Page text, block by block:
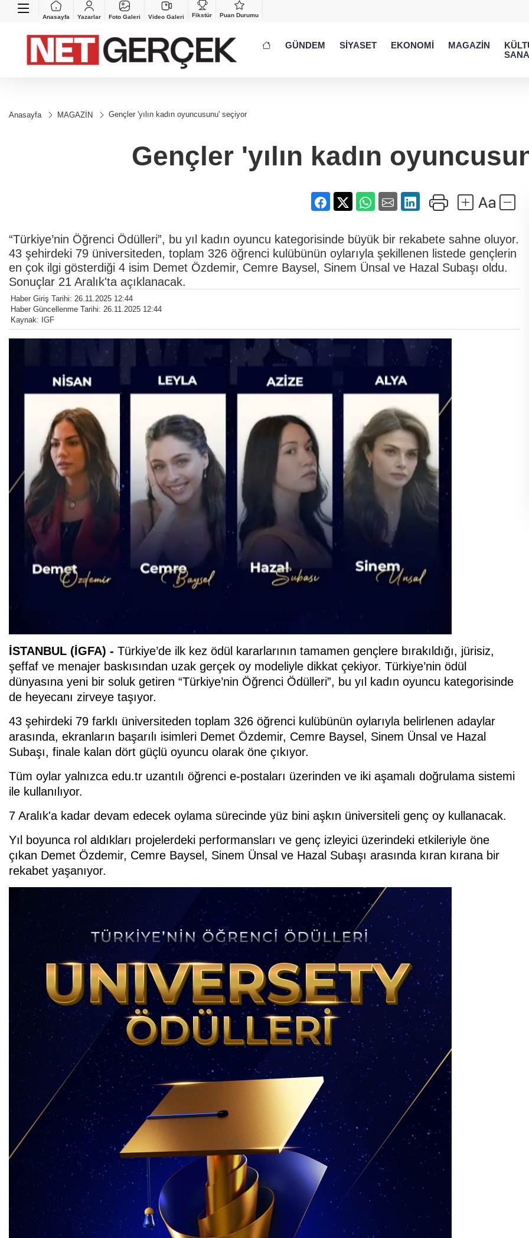
Anasayfa Yazarlar Foto Galeri Video Galeri Fikstür Puan Durumu
GÜNDEM SİYASET EKONOMİ MAGAZİN
Anasayfa MAGAZİN Gençler 'yılın kadın oyuncusunu' seçiyor
Gençler 'yılın kadın
“Türkiye’nin Öğrenci Ödülleri”, bu yıl kadın oyuncu kategorisinde büyük bir rekabete sahne oluyor.
43 şehirdeki 79 üniversiteden, toplam 326 öğrenci kulübünün oylarıyla şekillenen listede gençlerin
en çok ilgi gösterdiği 4 isim Demet Özdemir, Cemre Baysel, Sinem Ünsal ve Hazal Subaşı oldu.
Sonuçlar 21 Aralık'ta açıklanacak.
Haber Giriş Tarihi: 26.11.2025 12:44
Haber Güncellenme Tarihi: 26.11.2025 12:44
Kaynak: IGF
İSTANBUL (İGFA) - Türkiye’de ilk kez ödül kararlarının tamamen gençlere bırakıldığı, jürisiz,
şeffaf ve menajer baskısından uzak gerçek oy modeliyle dikkat çekiyor. Türkiye’nin ödül
dünyasına yeni bir soluk getiren “Türkiye’nin Öğrenci Ödülleri”, bu yıl kadın oyuncu kategorisinde
de heyecanı zirveye taşıyor.
43 şehirdeki 79 farklı üniversiteden toplam 326 öğrenci kulübünün oylarıyla belirlenen adaylar
arasında, ekranların başarılı isimleri Demet Özdemir, Cemre Baysel, Sinem Ünsal ve Hazal
Subaşı, finale kalan dört güçlü oyuncu olarak öne çıkıyor.
Tüm oylar yalnızca edu.tr uzantılı öğrenci e-postaları üzerinden ve iki aşamalı doğrulama sistemi
ile kullanılıyor.
7 Aralık'a kadar devam edecek oylama sürecinde yüz bini aşkın üniversiteli genç oy kullanacak.
Yıl boyunca rol aldıkları projelerdeki performansları ve genç izleyici üzerindeki etkileriyle öne
çıkan Demet Özdemir, Cemre Baysel, Sinem Ünsal ve Hazal Subaşı arasında kıran kırana bir
rekabet yaşanıyor.